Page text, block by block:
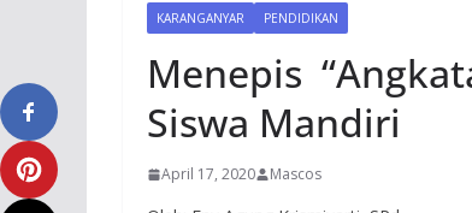
KARANGANYAR PENDIDIKAN
Menepis
Siswa Mandiri
April 17, 2020 Mascos